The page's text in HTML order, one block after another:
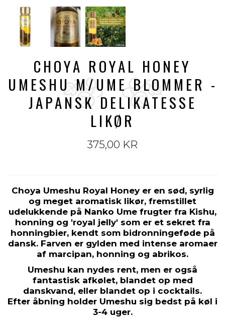
CHOYA ROYAL HONEY
UMESHU M/UME BLOMMER -
JAPANSK DELIKATESSE
LIKØR
375,00 KR
Choya Umeshu Royal Honey er en sød, syrlig
og meget aromatisk likør, fremstillet
udelukkende på Nanko Ume frugter fra Kishu,
honning og 'royal jelly' som er et sekret fra
honningbier, kendt som bidronningeføde på
dansk. Farven er gylden med intense aromaer
af marcipan, honning og abrikos.
Umeshu kan nydes rent, men er også
fantastisk afkølet, blandet op med
danskvand, eller blandet op i cocktails.
Efter åbning holder Umeshu sig bedst på køl i
3-4 uger.